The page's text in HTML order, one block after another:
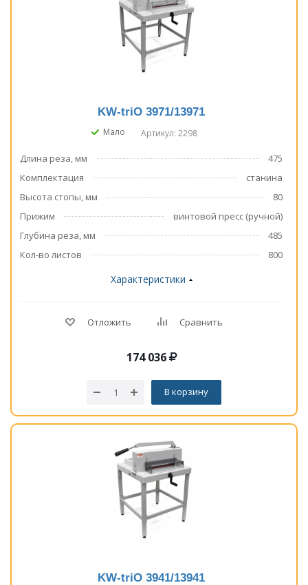
KW-triO 3971/13971
Мало Артикул: 2298
Длина реза, мм
475
Комплектация
станина
Высота стопы, мм
80
Прижим
винтовой пресс (ручной)
Глубина реза, мм
485
Кол-во листов
800
Характеристики
Отложить Сравнить
174 036
В корзину
KW-triО 3941/13941